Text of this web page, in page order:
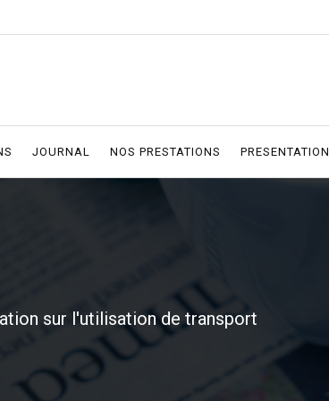
JOURNAL NOS PRESTATIONS PRESENTATION
sur l'utilisation de transport